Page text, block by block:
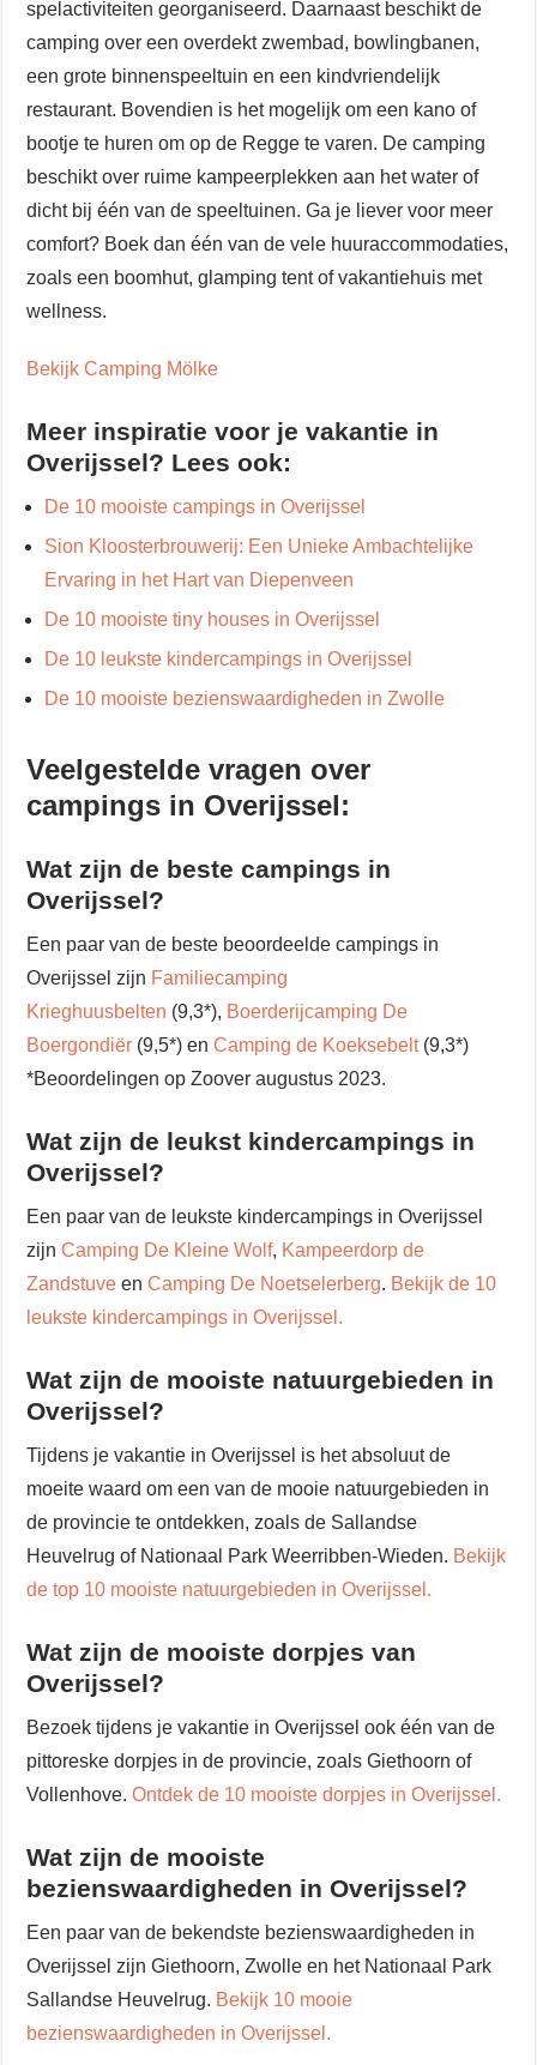
spelactiviteiten georganiseerd. Daarnaast beschikt de
camping over een overdekt zwembad, bowlingbanen,
een grote binnenspeeltuin en een kindvriendelijk
restaurant. Bovendien is het mogelijk om een kano of
bootje te huren om op de Regge te varen. De camping
beschikt over ruime kampeerplekken aan het water of
dicht bij één van de speeltuinen. Ga je liever voor meer
comfort? Boek dan één van de vele huuraccommodaties,
zoals een boomhut, glamping tent of vakantiehuis met
wellness.
Bekijk Camping Mölke
Meer inspiratie voor je vakantie in
Overijssel? Lees ook:
De 10 mooiste campings in Overijssel
Sion Kloosterbrouwerij: Een Unieke Ambachtelijke
Ervaring in het Hart van Diepenveen
De 10 mooiste tiny houses in Overijssel
De 10 leukste kindercampings in Overijssel
De 10 mooiste bezienswaardigheden in Zwolle
Veelgestelde vragen over
campings in Overijssel:
Wat zijn de beste campings in
Overijssel?
Een paar van de beste beoordeelde campings in
Overijssel zijn Familiecamping
Krieghuusbelten (9,3*), Boerderijcamping De
Boergondiër (9,5*) enCamping de Koeksebelt(9,3*)
*Beoordelingen op Zoover augustus 2023.
Wat zijn de leukst kindercampings in
Overijssel?
Een paar van de leukste kindercampings in Overijssel
zijnCamping De Kleine Wolf, Kampeerdorp de
Zandstuve enCamping De Noetselerberg. Bekijk de 10
leukste kindercampings in Overijssel.
Wat zijn de mooiste natuurgebieden in
Overijssel?
Tijdens je vakantie in Overijssel is het absoluut de
moeite waard om een van de mooie natuurgebieden in
de provincie te ontdekken, zoals de Sallandse
Heuvelrug of Nationaal Park Weerribben-Wieden. Bekijk
de top 10 mooiste natuurgebieden in Overijssel.
Wat zijn de mooiste dorpjes van
Overijssel?
Bezoek tijdens je vakantie in Overijssel ook één van de
pittoreske dorpjes in de provincie, zoals Giethoorn of
Vollenhove.Ontdek de 10 mooiste dorpjes in Overijssel.
Wat zijn de mooiste
bezienswaardigheden in Overijssel?
Een paar van de bekendste bezienswaardigheden in
Overijssel zijn Giethoorn, Zwolle en het Nationaal Park
Sallandse Heuvelrug. Bekijk 10 mooie
bezienswaardigheden in Overijssel.